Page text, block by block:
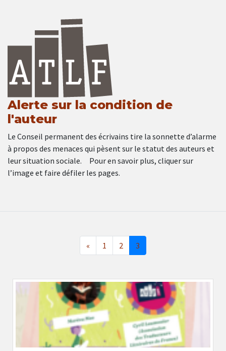
Alerte sur la condition de
l'auteur
Le Conseil permanent des écrivains tire la sonnette d’alarme
à propos des menaces qui pèsent sur le statut des auteurs et
leur situation sociale. Pour en savoir plus, cliquer sur
l’image et faire défiler les pages.
« 1 2 3